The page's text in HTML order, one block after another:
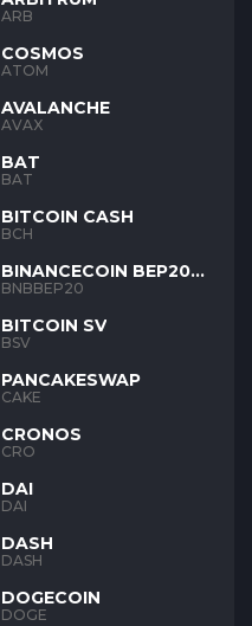
ARB
COSMOS
ATOM
AVALANCHE
AVAX
BAT
BAT
BITCOIN CASH
BCH
BINANCECOIN BEP20
BNB
BNBBEP20
BITCOIN SV
BSV
PANCAKESWAP
CAKE
CRONOS
CRO
DAI
DAI
DASH
DASH
DOGECOIN
DOGE